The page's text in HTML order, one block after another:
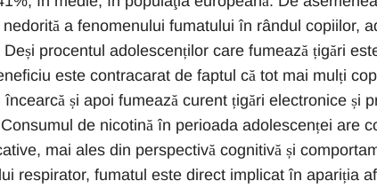
a fenomenului fumatului în rândul copiilor,
procentul adolescenților care fumează țigări
este contracarat de faptul că tot mai mulți
încearcă și apoi fumează curent țigări electronice și
de nicotină în perioada adolescenței are
mai ales din perspectivă cognitivă și
respirator, fumatul este direct implicat în apariția